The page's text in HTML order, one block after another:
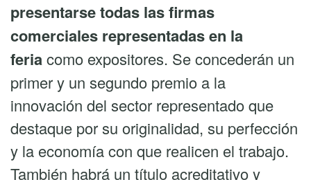
presentarse todas las firmas
comerciales representadas en la
feriacomo expositores. Se concederán un
primer y un segundo premio a la
innovación del sector representado que
destaque por su originalidad, su perfección
y la economía con que realicen el trabajo.
También habrá un título acreditativo y